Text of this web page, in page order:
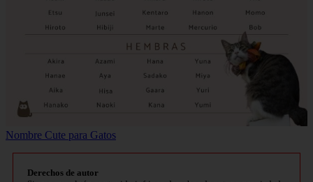
Nombre Cute para Gatos
Derechos de autor